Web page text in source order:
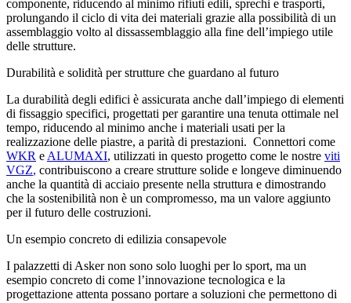
componente, riducendo al minimo rifiuti edili, sprechi e trasporti,
prolungando il ciclo di vita dei materiali grazie alla possibilità di un
assemblaggio volto al dissassemblaggio alla fine dell’impiego utile
delle strutture.
Durabilità e solidità per strutture che guardano al futuro
La durabilità degli edifici è assicurata anche dall’impiego di elementi
di fissaggio specifici, progettati per garantire una tenuta ottimale nel
tempo, riducendo al minimo anche i materiali usati per la
realizzazione delle piastre, a parità di prestazioni. Connettori come
WKR e ALUMAXI, utilizzati in questo progetto come le nostre viti
VGZ, contribuiscono a creare strutture solide e longeve diminuendo
anche la quantità di acciaio presente nella struttura e dimostrando
che la sostenibilità non è un compromesso, ma un valore aggiunto
per il futuro delle costruzioni.
Un esempio concreto di edilizia consapevole
I palazzetti di Asker non sono solo luoghi per lo sport, ma un
esempio concreto di come l’innovazione tecnologica e la
progettazione attenta possano portare a soluzioni che permettono di